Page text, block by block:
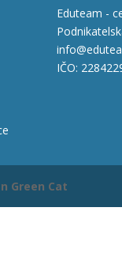
Eduteam -
IČO:
Green Cat